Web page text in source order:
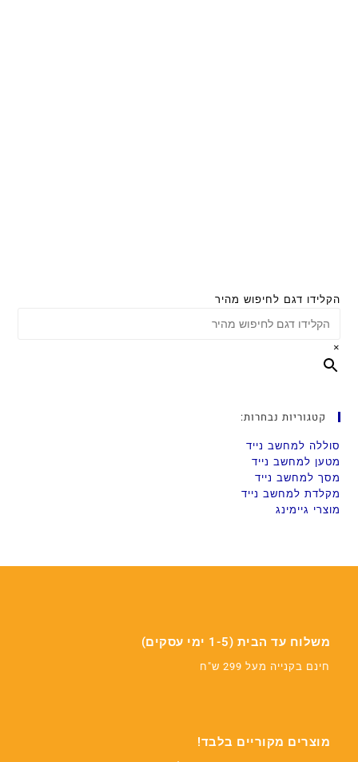
הקלידו דגם לחיפוש מהיר
×
קטגוריות נבחרות:
סוללה למחשב נייד
מטען למחשב נייד
מסך למחשב נייד
מקלדת למחשב נייד
מוצרי גיימינג
משלוח עד הבית (1-5 ימי עסקים)
חינם בקנייה מעל 299 ש"ח
מוצרים מקוריים בלבד!